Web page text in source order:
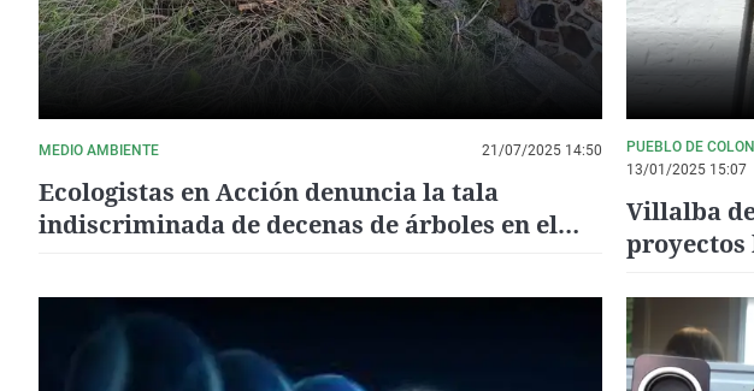
MEDIO AMBIENTE 21/07/2025 14:50
Ecologistas en Acción denuncia la tala
indiscriminada de decenas de árboles en el
PUEBLO DE
13/01/2025 15:07
Villalba
proyectos